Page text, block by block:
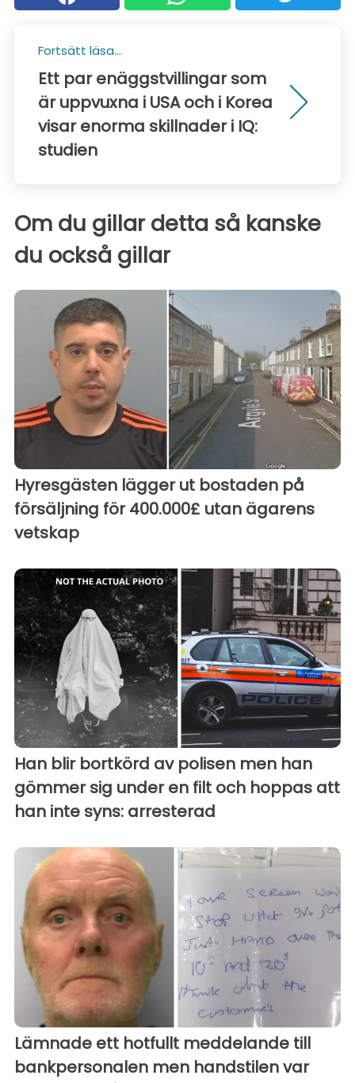
Fortsätt läsa...
Ett par enäggstvillingar som
är uppvuxna i USA och i Korea
visar enorma skillnader i IQ:
studien
Om du gillar detta så kanske
du också gillar
Hyresgästen lägger ut bostaden på
försäljning för 400.000£ utan ägarens
vetskap
Han blir bortkörd av polisen men han
gömmer sig under en filt och hoppas att
han inte syns: arresterad
Lämnade ett hotfullt meddelande till
bankpersonalen men handstilen var